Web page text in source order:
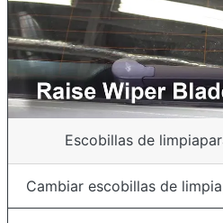
Escobillas de
Cambiar escobillas de